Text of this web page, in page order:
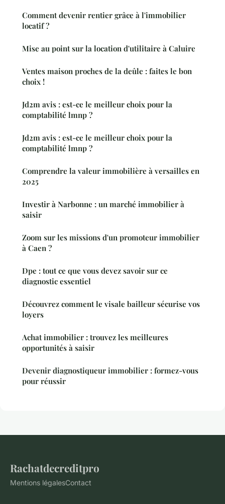
Comment devenir rentier grâce à l'immobilier
locatif ?
Mise au point sur la location d'utilitaire à Caluire
Ventes maison proches de la deûle : faites le bon
choix !
Jd2m avis : est-ce le meilleur choix pour la
comptabilité lmnp ?
Jd2m avis : est-ce le meilleur choix pour la
comptabilité lmnp ?
Comprendre la valeur immobilière à versailles en
2025
Investir à Narbonne : un marché immobilier à
saisir
Zoom sur les missions d'un promoteur immobilier
à Caen ?
Dpe : tout ce que vous devez savoir sur ce
diagnostic essentiel
Découvrez comment le visale bailleur sécurise vos
loyers
Achat immobilier : trouvez les meilleures
opportunités à saisir
Devenir diagnostiqueur immobilier : formez-vous
pour réussir
Rachatdecreditpro
Mentions légalesContact